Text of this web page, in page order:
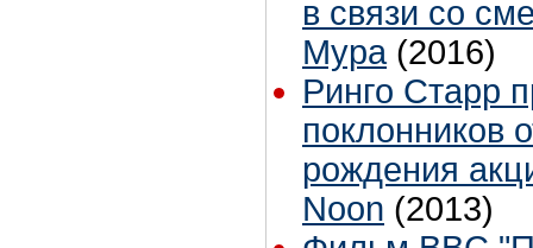
в связи со
Мура (2016)
Ринго Старр
поклонников
рождения
Noon (2013)